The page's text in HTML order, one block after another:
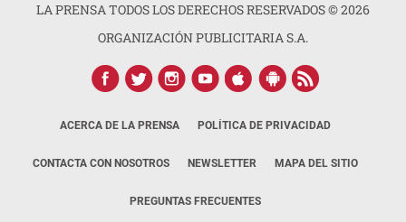
LA PRENSA TODOS LOS DERECHOS RESERVADOS ©2026
ORGANIZACIÓN PUBLICITARIA S.A.
ACERCA DE LA PRENSA POLÍTICA DE PRIVACIDAD
CONTACTA CON NOSOTROS NEWSLETTER MAPA DEL SITIO
PREGUNTAS FRECUENTES